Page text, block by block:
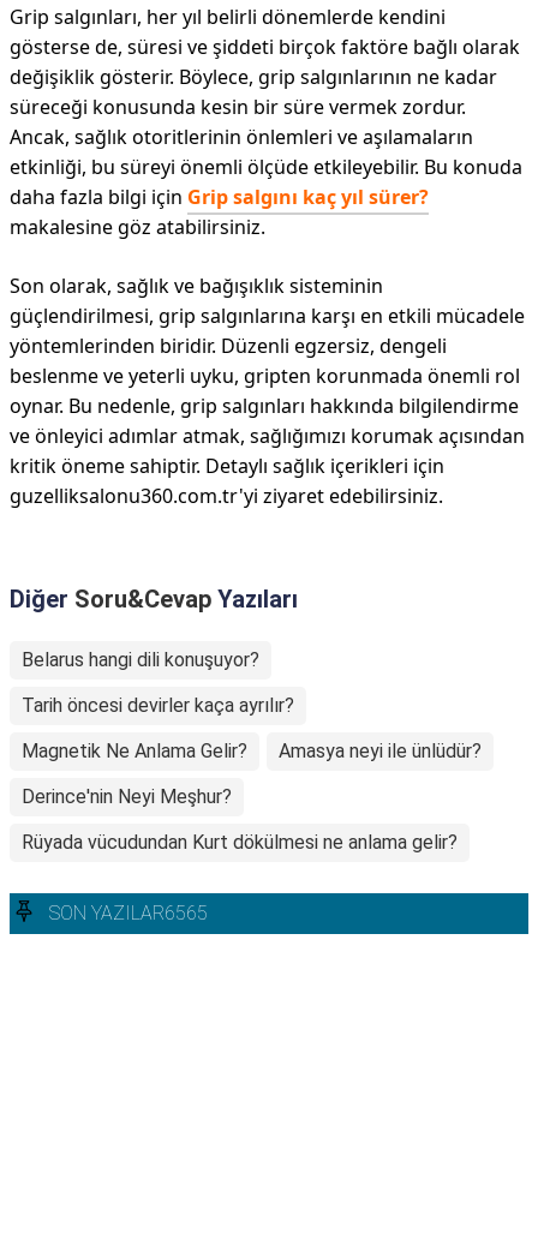
Grip salgınları, her yıl belirli dönemlerde kendini
gösterse de, süresi ve şiddeti birçok faktöre bağlı olarak
değişiklik gösterir. Böylece, grip salgınlarının ne kadar
süreceği konusunda kesin bir süre vermek zordur.
Ancak, sağlık otoritlerinin önlemleri ve aşılamaların
etkinliği, bu süreyi önemli ölçüde etkileyebilir. Bu konuda
daha fazla bilgi için Grip salgını kaç yıl sürer?
makalesine göz atabilirsiniz.
Son olarak, sağlık ve bağışıklık sisteminin
güçlendirilmesi, grip salgınlarına karşı en etkili mücadele
yöntemlerinden biridir. Düzenli egzersiz, dengeli
beslenme ve yeterli uyku, gripten korunmada önemli rol
oynar. Bu nedenle, grip salgınları hakkında bilgilendirme
ve önleyici adımlar atmak, sağlığımızı korumak açısından
kritik öneme sahiptir. Detaylı sağlık içerikleri için
guzelliksalonu360.com.tr'yi ziyaret edebilirsiniz.
Diğer Soru&Cevap Yazıları
Belarus hangi dili konuşuyor?
Tarih öncesi devirler kaça ayrılır?
Magnetik Ne Anlama Gelir?
Amasya neyi ile ünlüdür?
Derince'nin Neyi Meşhur?
Rüyada vücudundan Kurt dökülmesi ne anlama gelir?
SON YAZILAR6565